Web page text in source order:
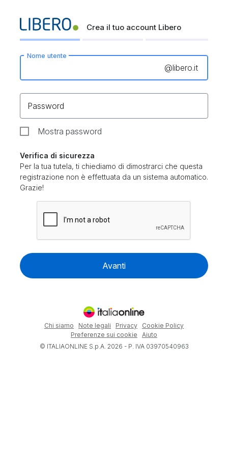
Crea il tuo account Libero
Nome utente
@libero.it
Password
Mostra password
Verifica di sicurezza
Per la tua tutela, ti chiediamo di dimostrarci che questa
registrazione non è effettuata da un sistema automatico.
Grazie!
Avanti
Chi siamo Note legali Privacy
Cookie Policy
Preferenze sui cookie
Aiuto
© ITALIAONLINE S.p.A. 2026 - P. IVA 03970540963